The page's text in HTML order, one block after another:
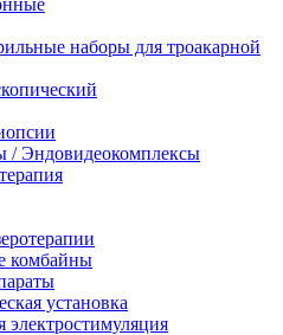
наборы для троакарной
/ Эндовидеокомплексы
комбайны
установка
электростимуляция